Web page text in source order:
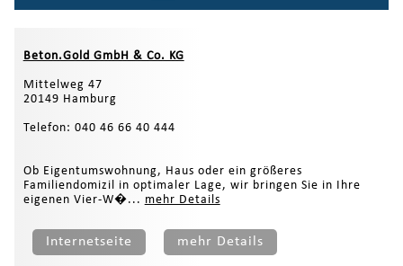
Beton.Gold GmbH & Co. KG
Mittelweg 47
20149 Hamburg
Telefon: 040 46 66 40 444
Ob Eigentumswohnung, Haus oder ein größeres
Familiendomizil in optimaler Lage, wir bringen Sie in Ihre
eigenen Vier-W�... mehr Details
Internetseite mehr Details